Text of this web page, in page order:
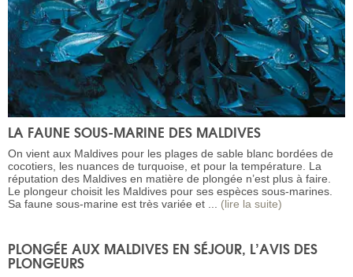
LA FAUNE SOUS-MARINE DES MALDIVES
On vient aux Maldives pour les plages de sable blanc bordées de
cocotiers, les nuances de turquoise, et pour la température. La
réputation des Maldives en matière de plongée n’est plus à faire.
Le plongeur choisit les Maldives pour ses espèces sous-marines.
Sa faune sous-marine est très variée et ... (lire la suite)
PLONGÉE AUX MALDIVES EN SÉJOUR, L’AVIS DES
PLONGEURS